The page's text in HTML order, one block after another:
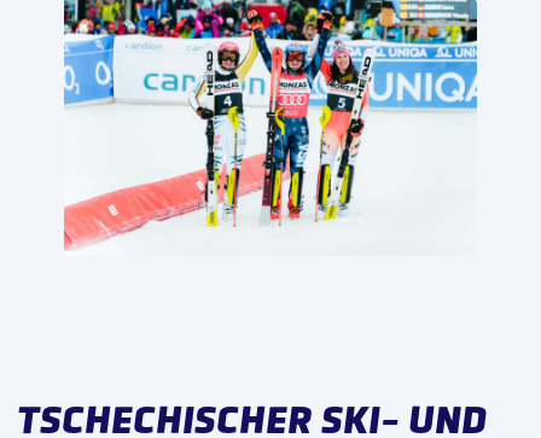
TSCHECHISCHER SKI- UND